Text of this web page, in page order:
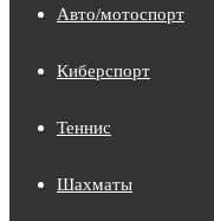
Авто/мотоспорт
Киберспорт
Теннис
Шахматы